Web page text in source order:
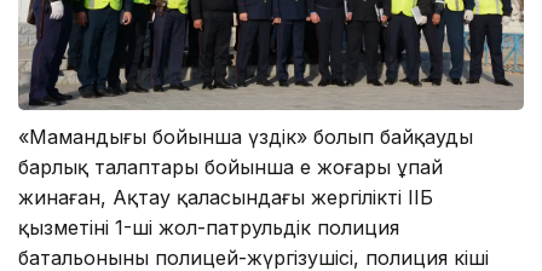
«Мамандығы бойынша үздік» болып байқаудың
барлық талаптары бойынша ең жоғары ұпай
жинаған, Ақтау қаласындағы жергілікті ІІБ
қызметінің 1-ші жол-патрульдік полиция
батальонының полицей-жүргізушісі, полиция кіші